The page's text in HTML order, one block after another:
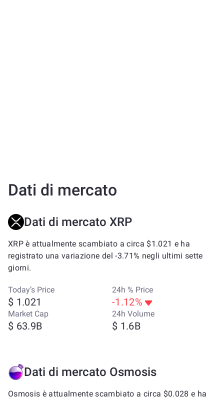
Dati di mercato
Dati di mercato XRP
XRP è attualmente scambiato a circa $1.021 e ha
registrato una variazione del -3.71% negli ultimi sette
giorni.
Today’s Price
$ 1.021
24h % Price
-1.12%
Market Cap
$ 63.9B
24h Volume
$ 1.6B
Dati di mercato Osmosis
Osmosis è attualmente scambiato a circa $0.028 e ha